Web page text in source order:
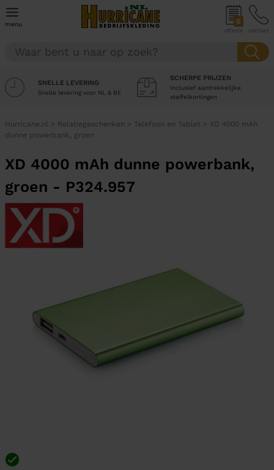
menu 0
offerte contact
SNELLE LEVERING
Snelle levering voor NL & BE
SCHERPE PRIJZEN
Inclusief aantrekkelijke
staffelkortingen
Hurricane.nl > Relatiegeschenken > Telefoon en Tablet > XD 4000 mAh
dunne powerbank, groen
XD 4000 mAh dunne powerbank,
groen - P324.957